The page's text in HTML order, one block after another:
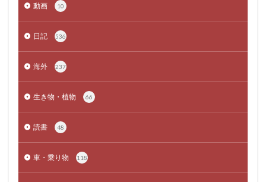
動画 10
日記 536
海外 237
生き物・植物 66
読書 48
車・乗り物 118